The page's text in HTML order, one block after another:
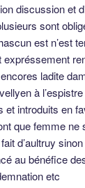
discussion et
sont
est n’est
expréssement
ladite
à
et introduits en
que femme ne
d’aultruy
au bénéfice
etc